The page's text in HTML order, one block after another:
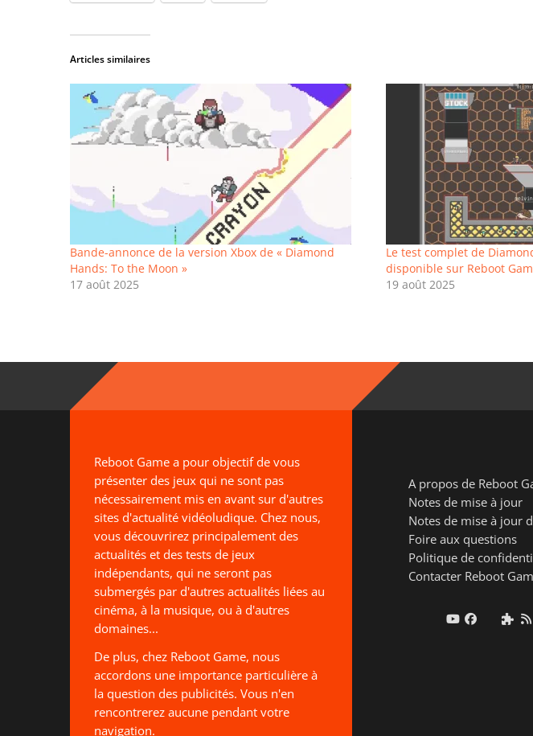
Articles similaires
Bande-annonce de la version Xbox de « Diamond
Hands: To the Moon »
17 août 2025
Le test complet de
disponible sur Reboot
19 août 2025
Reboot Game a pour objectif de vous
présenter des jeux qui ne sont pas
nécessairement mis en avant sur d'autres
sites d'actualité vidéoludique. Chez nous,
vous découvrirez principalement des
actualités et des tests de jeux
indépendants, qui ne seront pas
submergés par d'autres actualités liées au
cinéma, à la musique, ou à d'autres
domaines...
De plus, chez Reboot Game, nous
accordons une importance particulière à
la question des publicités. Vous n'en
rencontrerez aucune pendant votre
navigation.
A propos de Reboot
Notes de mise à jour
Notes de mise à jour
Foire aux questions
Politique de
Contacter Reboot